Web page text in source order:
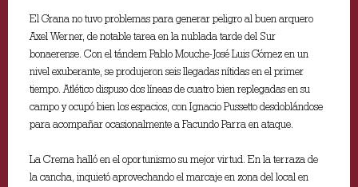
El Grana no tuvo problemas para generar peligro al buen arquero
Axel Werner, de notable tarea en la nublada tarde del Sur
bonaerense. Con el tándem Pablo Mouche-José Luis Gómez en un
nivel exuberante, se produjeron seis llegadas nítidas en el primer
tiempo. Atlético dispuso dos líneas de cuatro bien replegadas en su
campo y ocupó bien los espacios, con Ignacio Pussetto desdoblándose
para acompañar ocasionalmente a Facundo Parra en ataque.
La Crema halló en el oportunismo su mejor virtud. En la terraza de
la cancha, inquietó aprovechando el marcaje en zona del local en